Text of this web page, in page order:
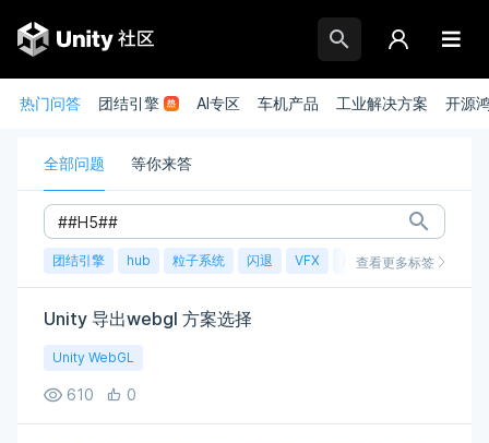
热门问答 团结引擎 AI专区 车机产品 工业解决方案 开源
全部问题 等你来答
团结引擎 hub 粒子系统 闪退 VFX 崩溃 账号 渲染
查看更多标签
Unity 导出webgl 方案选择
Unity WebGL
610 0